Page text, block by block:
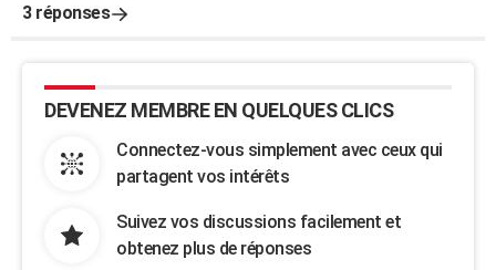
3 réponses
DEVENEZ MEMBRE EN QUELQUES CLICS
Connectez-vous simplement avec ceux qui
partagent vos intérêts
Suivez vos discussions facilement et
obtenez plus de réponses